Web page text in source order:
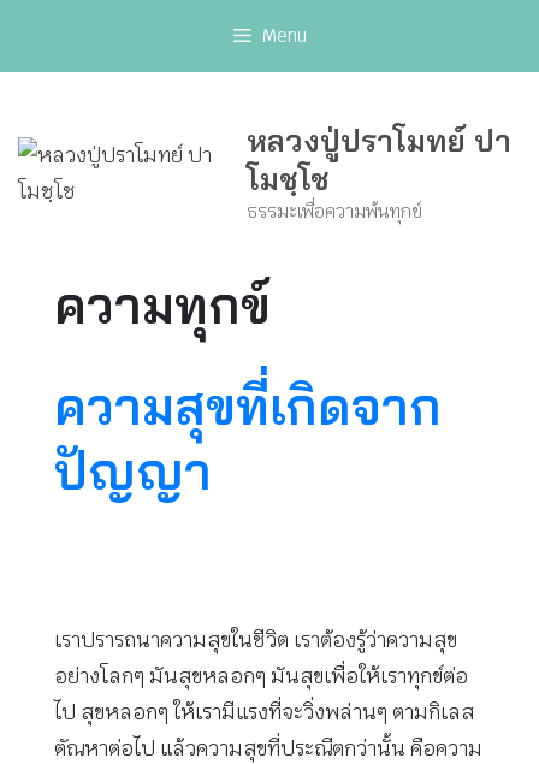
Menu
หลวงปู่ปราโมทย์ ปา
โมชฺโช
ธรรมะเพื่อความพ้นทุกข์
ความทุกข์
ความสุขที่เกิดจาก
ปัญญา
เราปรารถนาความสุขในชีวิต เราต้องรู้ว่าความสุข
อย่างโลกๆ มันสุขหลอกๆ มันสุขเพื่อให้เราทุกข์ต่อ
ไป สุขหลอกๆ ให้เรามีแรงที่จะวิ่งพล่านๆ ตามกิเลส
ตัณหาต่อไป แล้วความสุขที่ประณีตกว่านั้น คือความ